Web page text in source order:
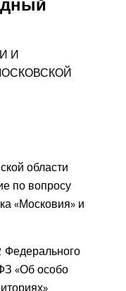
И
области
по вопросу
«Московия» и
Федерального
«Об особо